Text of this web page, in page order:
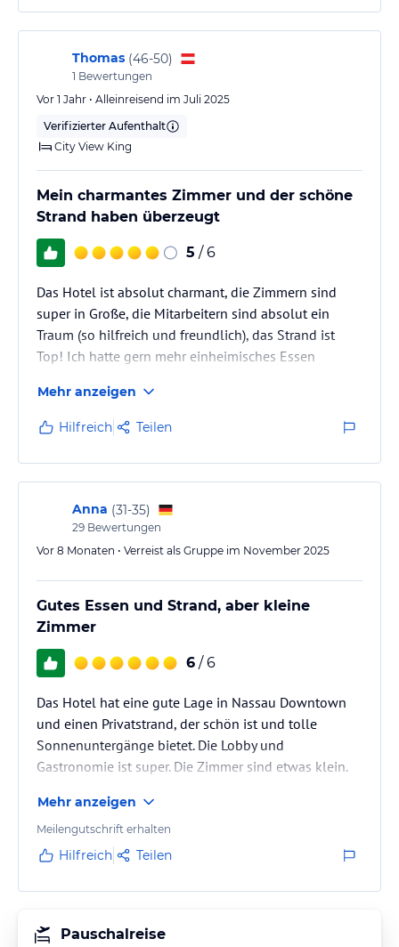
und daher keine Empfehlung.
Der Strand war nicht sauber – Glasscherben, viel
Plastik und Müll im Wasser. Zusätzlich waren die
Liegen stellenweise beschädigt oder durchgelegen,
was das…
Thomas (46-50)
1 Bewertungen
Vor 1 Jahr • Alleinreisend im Juli 2025
Verifizierter Aufenthalt
City View King
Mein charmantes Zimmer und der schöne
Strand haben überzeugt
5 / 6
Das Hotel ist absolut charmant, die Zimmern sind
super in Große, die Mitarbeitern sind absolut ein
Traum (so hilfreich und freundlich), das Strand ist
Top! Ich hatte gern mehr einheimisches Essen
ursprüngliches Preiß inkludiert waren.
Mehr anzeigen
Hilfreich Teilen
Anna (31-35)
29 Bewertungen
Vor 8 Monaten • Verreist als Gruppe im November 2025
Gutes Essen und Strand, aber kleine
Zimmer
6 / 6
Das Hotel hat eine gute Lage in Nassau Downtown
und einen Privatstrand, der schön ist und tolle
Sonnenuntergänge bietet. Die Lobby und
Gastronomie ist super. Die Zimmer sind etwas klein.
Mehr anzeigen
Meilengutschrift erhalten
Hilfreich Teilen
Pauschalreise